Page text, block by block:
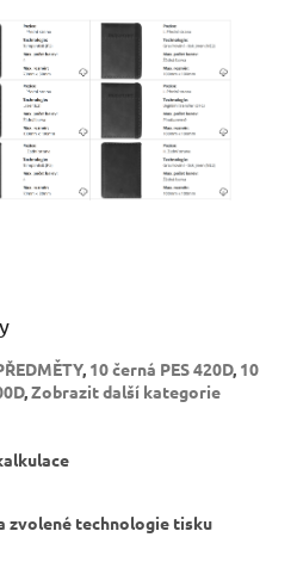
, 10 černá PES 420D, 10
,Zobrazit další kategorie
zvolené technologie tisku